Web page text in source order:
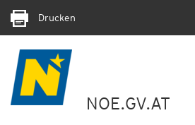
Drucken
NOE.GV.AT